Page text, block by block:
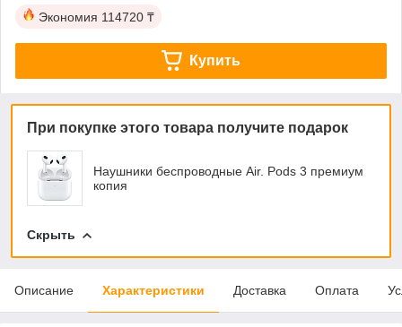
Экономия 114720 ₸
Купить
При покупке этого товара получите подарок
Наушники беспроводные Air. Pods 3 премиум
копия
Скрыть
Описание Характеристики Доставка Оплата